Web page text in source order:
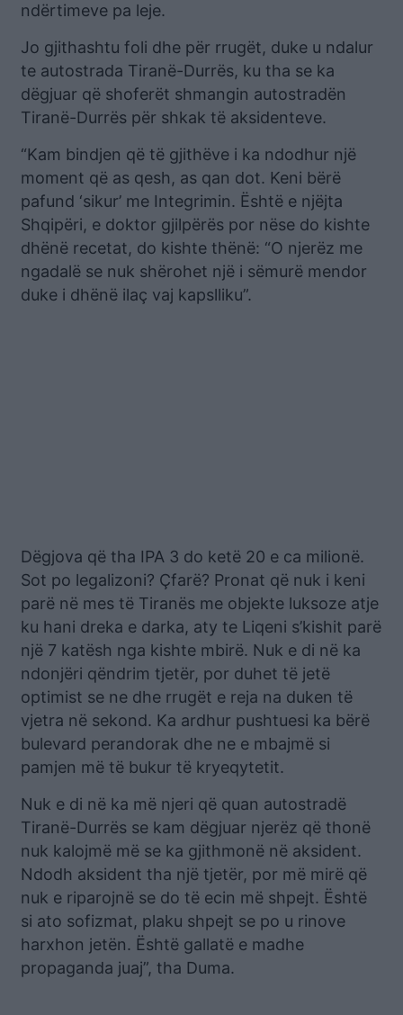
ndërtimeve pa leje.
Jo gjithashtu foli dhe për rrugët, duke u ndalur
te autostrada Tiranë-Durrës, ku tha se ka
dëgjuar që shoferët shmangin autostradën
Tiranë-Durrës për shkak të aksidenteve.
“Kam bindjen që të gjithëve i ka ndodhur një
moment që as qesh, as qan dot. Keni bërë
pafund ‘sikur’ me Integrimin. Është e njëjta
Shqipëri, e doktor gjilpërës por nëse do kishte
dhënë recetat, do kishte thënë: “O njerëz me
ngadalë se nuk shërohet një i sëmurë mendor
duke i dhënë ilaç vaj kapslliku”.
Dëgjova që tha IPA 3 do ketë 20 e ca milionë.
Sot po legalizoni? Çfarë? Pronat që nuk i keni
parë në mes të Tiranës me objekte luksoze atje
ku hani dreka e darka, aty te Liqeni s’kishit parë
një 7 katësh nga kishte mbirë. Nuk e di në ka
ndonjëri qëndrim tjetër, por duhet të jetë
optimist se ne dhe rrugët e reja na duken të
vjetra në sekond. Ka ardhur pushtuesi ka bërë
bulevard perandorak dhe ne e mbajmë si
pamjen më të bukur të kryeqytetit.
Nuk e di në ka më njeri që quan autostradë
Tiranë-Durrës se kam dëgjuar njerëz që thonë
nuk kalojmë më se ka gjithmonë në aksident.
Ndodh aksident tha një tjetër, por më mirë që
nuk e riparojnë se do të ecin më shpejt. Është
si ato sofizmat, plaku shpejt se po u rinove
harxhon jetën. Është gallatë e madhe
propaganda juaj”, tha Duma.